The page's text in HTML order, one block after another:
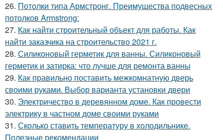
26. Потолки типа Армстронг. Преимущества подвесных
потолков Armstrong:
27. Как найти строительный объект для работы. Как
найти заказчика на строительство 2021 г.
28. Силиконовый герметик для ванны. Силиконовый
герметик и затирка: что лучше для ремонта ванны
29. Как правильно поставить межкомнатную дверь
своими руками. Выбор варианта установки двери
30. Электричество в деревянном доме. Как провести
электрику в частном доме своими руками
31. Сколько ставить температуру в холодильнике.
Полезные рекомендации